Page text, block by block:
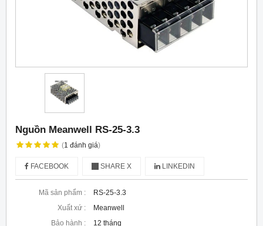
Nguồn Meanwell RS-25-3.3
(1 đánh giá)
FACEBOOK SHARE X LINKEDIN
Mã sản phẩm :
RS-25-3.3
Xuất xứ :
Meanwell
Bảo hành :
12 tháng